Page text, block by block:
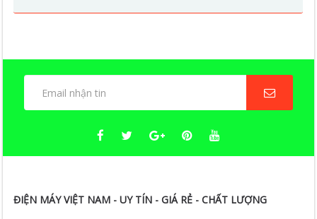
ĐIỆN MÁY VIỆT NAM - UY TÍN - GIÁ RẺ - CHẤT LƯỢNG